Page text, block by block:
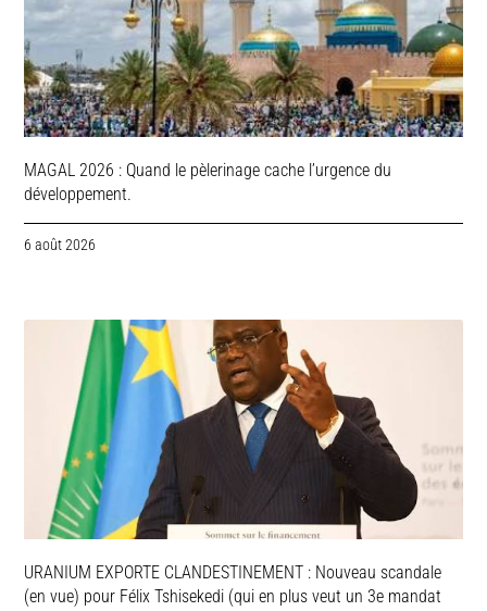
MAGAL 2026 : Quand le pèlerinage cache l’urgence du
développement.
6 août 2026
URANIUM EXPORTE CLANDESTINEMENT : Nouveau scandale
(en vue) pour Félix Tshisekedi (qui en plus veut un 3e mandat